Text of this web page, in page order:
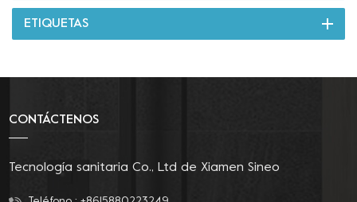
ETIQUETAS
CONTÁCTENOS
Tecnología sanitaria Co., Ltd de Xiamen Sineo